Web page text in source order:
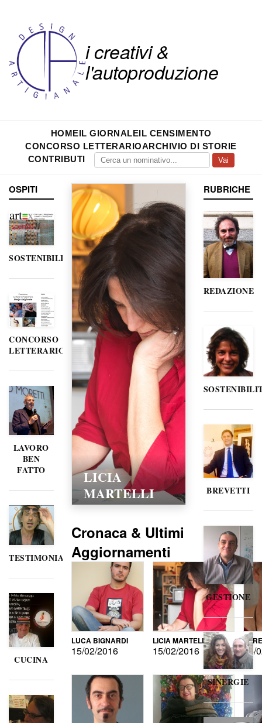
i creativi &
l'autoproduzione
HOMEIL GIORNALEIL CENSIMENTO
CONCORSO LETTERARIOARCHIVIO DI STORIE
CONTRIBUTI
Vai
OSPITI
SOSTENIBILITÀ
CONCORSO
LETTERARIO
LAVORO
BEN
FATTO
TESTIMONIANZE
CUCINA
LICIA
MARTELLI
Cronaca & Ultimi
Aggiornamenti
LUCA BIGNARDI
15/02/2016
LICIA MARTELLI
15/02/2016 15/
RUBRICHE
REDAZIONE
BREVETTI
GESTIONE
SINERGIE